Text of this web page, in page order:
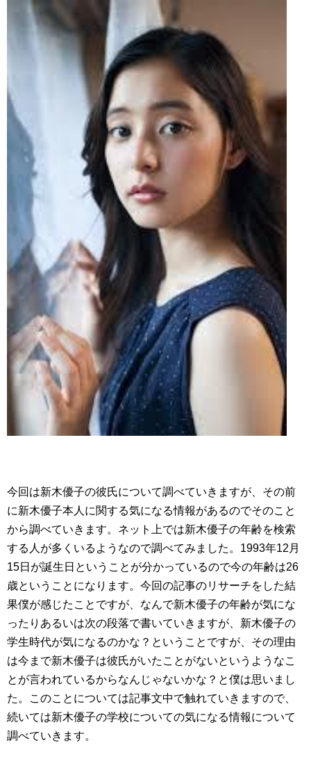
今回は新木優子の彼氏について調べていきますが、その前
に新木優子本人に関する気になる情報があるのでそのこと
から調べていきます。ネット上では新木優子の年齢を検索
する人が多くいるようなので調べてみました。1993年12月
15日が誕生日ということが分かっているので今の年齢は26
歳ということになります。今回の記事のリサーチをした結
果僕が感じたことですが、なんで新木優子の年齢が気にな
ったりあるいは次の段落で書いていきますが、新木優子の
学生時代が気になるのかな？ということですが、その理由
は今まで新木優子は彼氏がいたことがないというようなこ
とが言われているからなんじゃないかな？と僕は思いまし
た。このことについては記事文中で触れていきますので、
続いては新木優子の学校についての気になる情報について
調べていきます。